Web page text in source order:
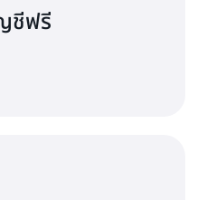
ชีฟรี